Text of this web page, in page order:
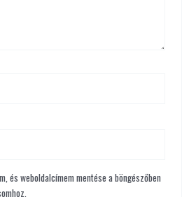
és weboldalcímem mentése a böngészőben